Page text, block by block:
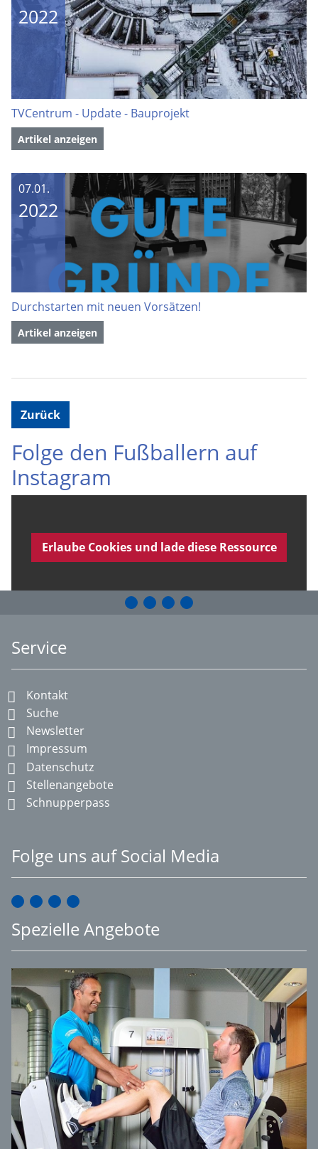
2022
TVCentrum - Update - Bauprojekt
Artikel anzeigen
07.01.
2022
Durchstarten mit neuen Vorsätzen!
Artikel anzeigen
Zurück
Folge den Fußballern auf
Instagram
Erlaube Cookies und lade diese Ressource
Service
Kontakt
Suche
Newsletter
Impressum
Datenschutz
Stellenangebote
Schnupperpass
Folge uns auf Social Media
Spezielle Angebote